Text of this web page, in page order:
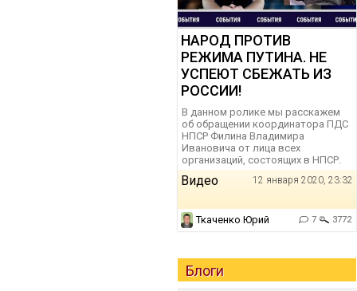
НАРОД ПРОТИВ
РЕЖИМА ПУТИНА. НЕ
УСПЕЮТ СБЕЖАТЬ ИЗ
РОССИИ!
В данном ролике мы расскажем
об обращении координатора ПДС
НПСР Филина Владимира
Ивановича от лица всех
организаций, состоящих в НПСР.
Видео 12 января 2020, 23:32
Ткаченко Юрий 7 3772
Блоги